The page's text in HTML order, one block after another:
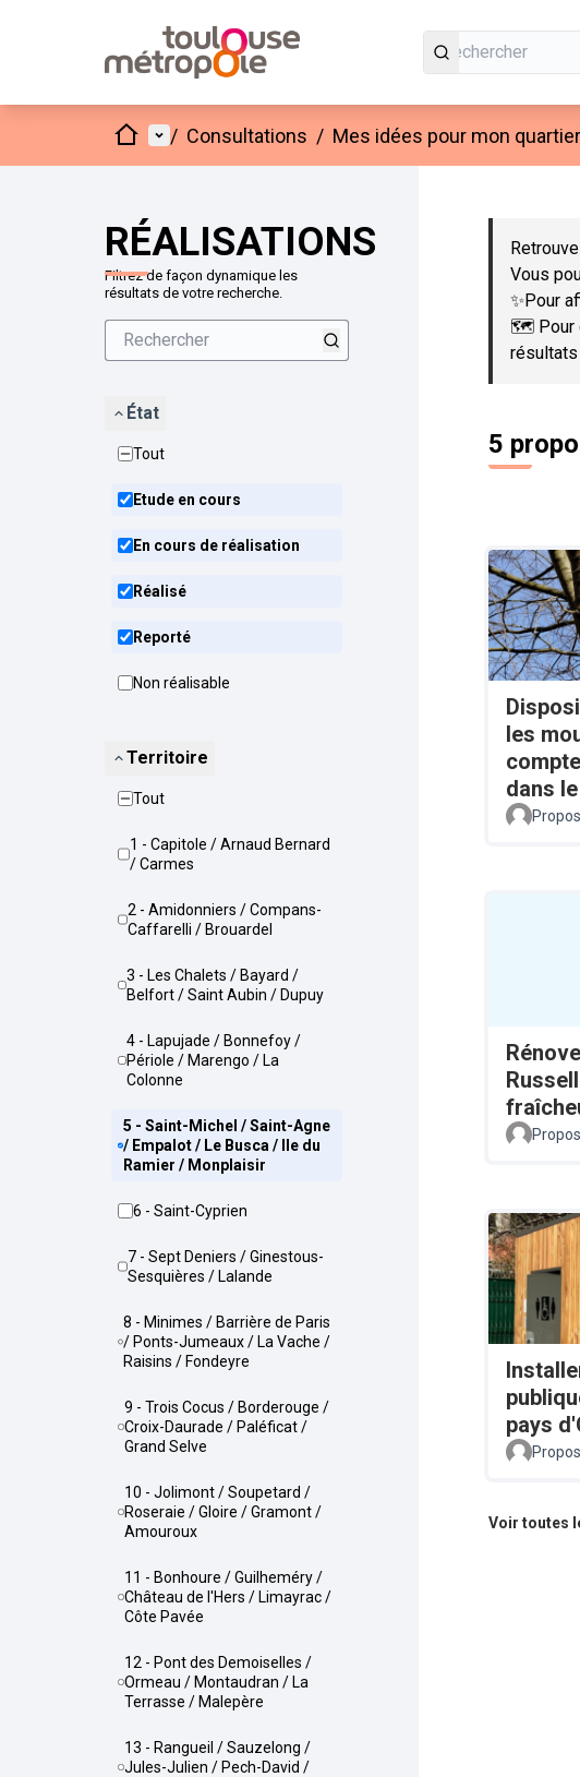
AccueilMenu principal
/ Consultations / Mes idées pour mon
RÉALISATIONS
Filtrez de façon dynamique les
résultats de votre recherche.
État
Tout
Etude en cours
En cours de réalisation
Réalisé
Reporté
Non réalisable
Territoire
Tout
1 - Capitole / Arnaud Bernard
/ Carmes
2 - Amidonniers / Compans-
Caffarelli / Brouardel
3 - Les Chalets / Bayard /
Belfort / Saint Aubin / Dupuy
4 - Lapujade / Bonnefoy /
Périole / Marengo / La
Colonne
5 - Saint-Michel / Saint-Agne
/ Empalot / Le Busca / Ile du
Ramier / Monplaisir
6 - Saint-Cyprien
7 - Sept Deniers / Ginestous-
Sesquières / Lalande
8 - Minimes / Barrière de Paris
/ Ponts-Jumeaux / La Vache /
Raisins / Fondeyre
9 - Trois Cocus / Borderouge /
Croix-Daurade / Paléficat /
Grand Selve
10 - Jolimont / Soupetard /
Roseraie / Gloire / Gramont /
Amouroux
11 - Bonhoure / Guilheméry /
Château de l'Hers / Limayrac /
Côte Pavée
12 - Pont des Demoiselles /
Ormeau / Montaudran / La
Terrasse / Malepère
13 - Rangueil / Sauzelong /
Jules-Julien / Pech-David /
Passer la carte
Vous
✨Pour
🗺️ Pour
résultats
5
les
dans
pays
Voir toutes